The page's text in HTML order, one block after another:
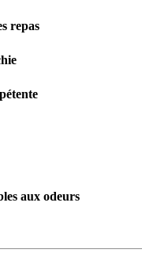
repas
aux odeurs